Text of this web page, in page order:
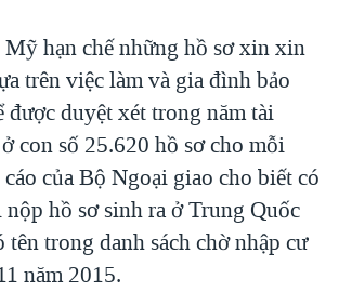
hạn chế những hồ sơ xin xin
trên việc làm và gia đình bảo
được duyệt xét trong năm tài
con số 25.620 hồ sơ cho mỗi
của Bộ Ngoại giao cho biết có
hồ sơ sinh ra ở Trung Quốc
tên trong danh sách chờ nhập cư
năm 2015.